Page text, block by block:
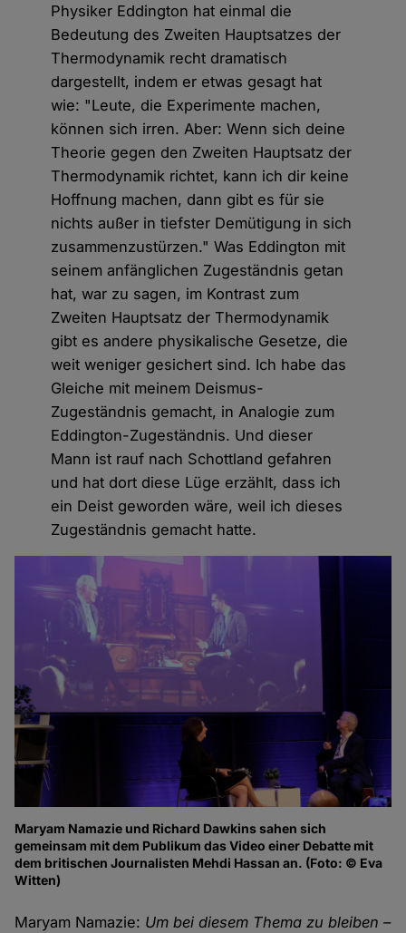
Physiker Eddington hat einmal die
Bedeutung des Zweiten Hauptsatzes der
Thermodynamik recht dramatisch
dargestellt, indem er etwas gesagt hat
wie: "Leute, die Experimente machen,
können sich irren. Aber: Wenn sich deine
Theorie gegen den Zweiten Hauptsatz der
Thermodynamik richtet, kann ich dir keine
Hoffnung machen, dann gibt es für sie
nichts außer in tiefster Demütigung in sich
zusammenzustürzen." Was Eddington mit
seinem anfänglichen Zugeständnis getan
hat, war zu sagen, im Kontrast zum
Zweiten Hauptsatz der Thermodynamik
gibt es andere physikalische Gesetze, die
weit weniger gesichert sind. Ich habe das
Gleiche mit meinem Deismus-
Zugeständnis gemacht, in Analogie zum
Eddington-Zugeständnis. Und dieser
Mann ist rauf nach Schottland gefahren
und hat dort diese Lüge erzählt, dass ich
ein Deist geworden wäre, weil ich dieses
Zugeständnis gemacht hatte.
Maryam Namazie und Richard Dawkins sahen sich
gemeinsam mit dem Publikum das Video einer Debatte mit
dem britischen Journalisten Mehdi Hassan an. (Foto: © Eva
Witten)
Maryam Namazie: Um bei diesem Thema zu bleiben –